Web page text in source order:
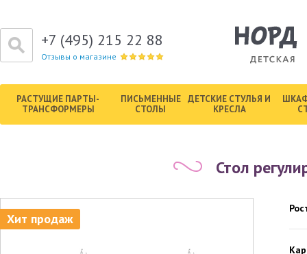
+7 (495) 215 22 88
Отзывы о магазине
РАСТУЩИЕ ПАРТЫ-
ТРАНСФОРМЕРЫ
ПИСЬМЕННЫЕ
СТОЛЫ
ДЕТСКИЕ СТУЛЬЯ И
КРЕСЛА
Стол
Хит продаж